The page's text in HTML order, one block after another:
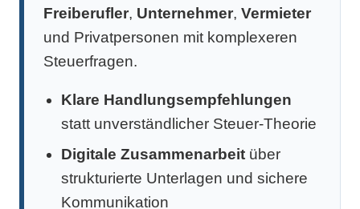
Freiberufler, Unternehmer, Vermieter
und Privatpersonen mit komplexeren
Steuerfragen.
Klare Handlungsempfehlungen
statt unverständlicher Steuer-Theorie
Digitale Zusammenarbeit über
strukturierte Unterlagen und sichere
Kommunikation